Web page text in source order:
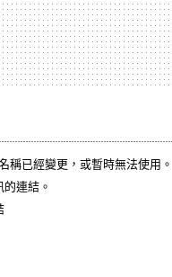
稱已經變更，或暫時無法使用。
的連結。